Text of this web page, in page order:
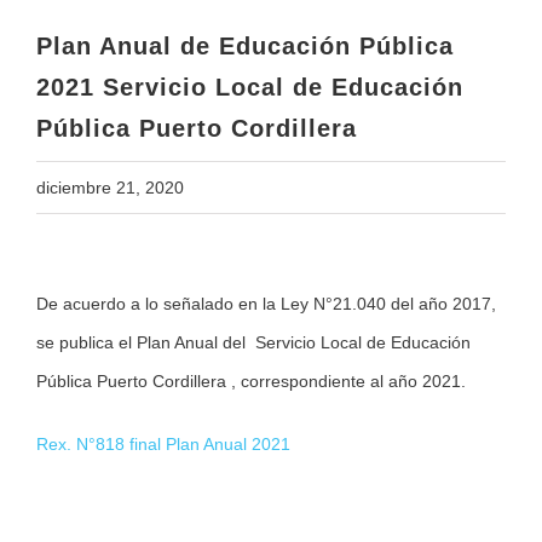
Plan Anual de Educación Pública
2021 Servicio Local de Educación
Pública Puerto Cordillera
diciembre 21, 2020
Larger
Image
De acuerdo a lo señalado en la Ley N°21.040 del año 2017,
se publica el Plan Anual del Servicio Local de Educación
Pública Puerto Cordillera , correspondiente al año 2021.
Rex. N°818 final Plan Anual 2021